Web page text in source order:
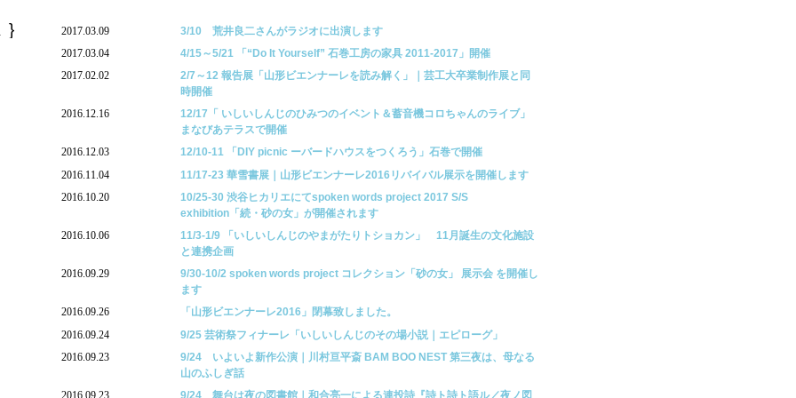
2017.03.09
3/10 荒井良二さんがラジオに出演します
2017.03.04
4/15～5/21 「“Do It Yourself” 石巻工房の家具 2011-2017」開催
2017.02.02
2/7～12 報告展「山形ビエンナーレを読み解く」｜芸工大卒業制作展と同
時開催
2016.12.16
12/17「 いしいしんじのひみつのイベント＆蓄音機コロちゃんのライブ」
まなびあテラスで開催
2016.12.03
12/10-11 「DIY picnic ーバードハウスをつくろう」石巻で開催
2016.11.04
11/17-23 華雪書展｜山形ビエンナーレ2016リバイバル展示を開催します
2016.10.20
10/25-30 渋谷ヒカリエにてspoken words project 2017 S/S
exhibition「続・砂の女」が開催されます
2016.10.06
11/3-1/9 「いしいしんじのやまがたりトショカン」 11月誕生の文化施設
と連携企画
2016.09.29
9/30-10/2 spoken words project コレクション「砂の女」 展示会 を開催し
ます
2016.09.26
「山形ビエンナーレ2016」閉幕致しました。
2016.09.24
9/25 芸術祭フィナーレ「いしいしんじのその場小説｜エピローグ」
2016.09.23
9/24 いよいよ新作公演｜川村亘平斎 BAM BOO NEST 第三夜は、母なる
山のふしぎ話
2016.09.23
9/24 舞台は夜の図書館｜和合亮一による連投詩『詩ト詩ト語ル／夜ノ図